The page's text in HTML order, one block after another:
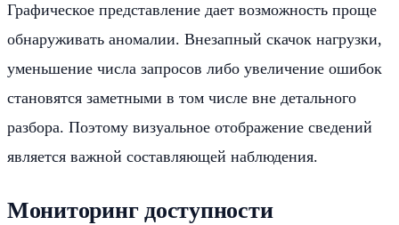
Графическое представление дает возможность проще
обнаруживать аномалии. Внезапный скачок нагрузки,
уменьшение числа запросов либо увеличение ошибок
становятся заметными в том числе вне детального
разбора. Поэтому визуальное отображение сведений
является важной составляющей наблюдения.
Мониторинг доступности